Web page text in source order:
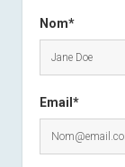
Nom*
Email*